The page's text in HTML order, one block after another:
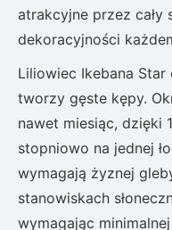
atrakcyjne przez cały
dekoracyjności
Liliowiec Ikebana
tworzy gęste kępy.
nawet miesiąc, dzięki
stopniowo na jednej
wymagają żyznej
stanowiskach
wymagając